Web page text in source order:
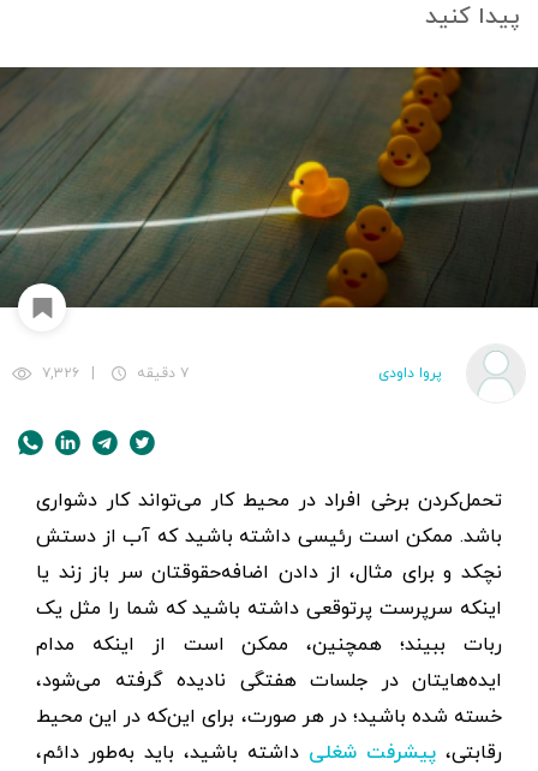
پیدا کنید
پروا داودی ۷ دقیقه ۷,۳۲۶
تحمل‌کردن برخی افراد در محیط کار می‌تواند کار دشواری
باشد. ممکن است رئیسی داشته باشید که آب از دستش
نچکد و برای مثال، از دادن اضافه‌حقوقتان سر باز زند یا
اینکه سرپرست پرتوقعی داشته باشید که شما را مثل یک
ربات ببیند؛ همچنین، ممکن است از اینکه مدام
ایده‌هایتان در جلسات هفتگی نادیده گرفته می‌شود،
خسته شده باشید؛ در هر صورت، برای این‌که در این محیط
رقابتی، پیشرفت شغلی داشته باشید، باید به‌طور دائم،